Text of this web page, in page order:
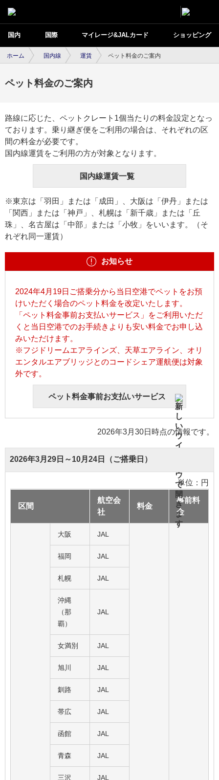
国内 国際 マイレージ&JALカード ショッピング
ホーム 国内線 運賃 ペット料金のご案内
ペット料金のご案内
路線に応じた、ペットクレート1個当たりの料金設定となっ
ております。乗り継ぎ便をご利用の場合は、それぞれの区
間の料金が必要です。
国内線運賃をご利用の方が対象となります。
国内線運賃一覧
※東京は「羽田」または「成田」、大阪は「伊丹」または
「関西」または「神戸」、札幌は「新千歳」または「丘
珠」、名古屋は「中部」または「小牧」をいいます。（そ
れぞれ同一運賃）
お知らせ
2024年4月19日ご搭乗分から当日空港でペットをお預
けいただく場合のペット料金を改定いたします。
「ペット料金事前お支払いサービス」をご利用いただ
くと当日空港でのお手続きよりも安い料金でお申し込
みいただけます。
※フジドリームエアラインズ、天草エアライン、オリ
エンタルエアブリッジとのコードシェア運航便は対象
外です。
ペット料金事前お支払いサービス
2026年3月30日時点の情報です。
2026年3月29日～10月24日（ご搭乗日）
単位：円
区間
航空会
社
料金
事前料
金
大阪 JAL
福岡 JAL
札幌 JAL
沖縄
（那
覇）
JAL
女満別 JAL
旭川 JAL
釧路 JAL
帯広 JAL
函館 JAL
青森 JAL
三沢 JAL